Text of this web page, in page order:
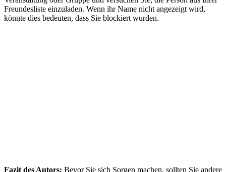
Freundesliste einzuladen. Wenn ihr Name nicht angezeigt wird,
könnte dies bedeuten, dass Sie blockiert wurden.
Fazit des Autors: Bevor Sie sich Sorgen machen, sollten Sie andere